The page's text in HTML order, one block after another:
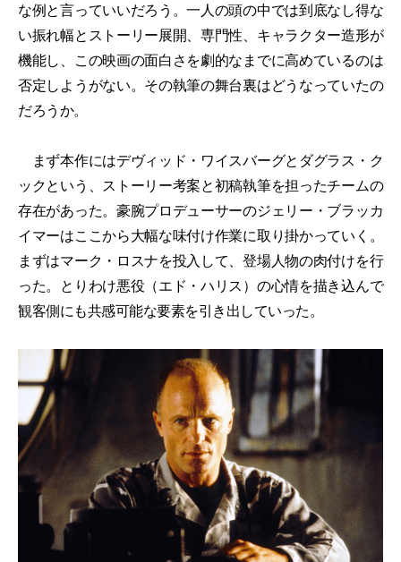
な例と言っていいだろう。一人の頭の中では到底なし得な
い振れ幅とストーリー展開、専門性、キャラクター造形が
機能し、この映画の面白さを劇的なまでに高めているのは
否定しようがない。その執筆の舞台裏はどうなっていたの
だろうか。
まず本作にはデヴィッド・ワイスバーグとダグラス・ク
ックという、ストーリー考案と初稿執筆を担ったチームの
存在があった。豪腕プロデューサーのジェリー・ブラッカ
イマーはここから大幅な味付け作業に取り掛かっていく。
まずはマーク・ロスナを投入して、登場人物の肉付けを行
った。とりわけ悪役（エド・ハリス）の心情を描き込んで
観客側にも共感可能な要素を引き出していった。